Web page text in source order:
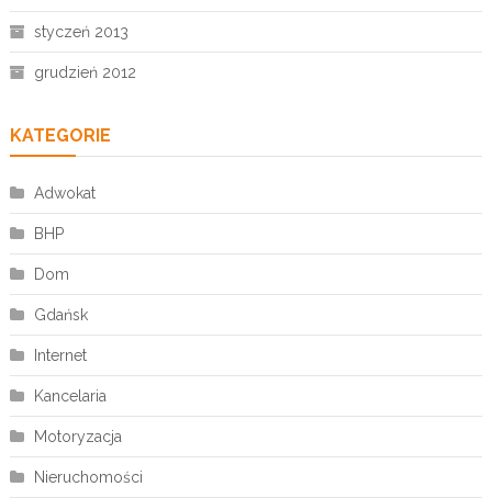
styczeń 2013
grudzień 2012
KATEGORIE
Adwokat
BHP
Dom
Gdańsk
Internet
Kancelaria
Motoryzacja
Nieruchomości